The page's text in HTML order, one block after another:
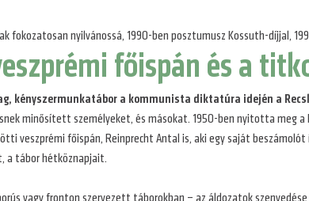
fokozatosan nyilvánossá, 1990-ben posztumusz Kossuth-díjjal,
főispán és a
kényszermunkatábor a kommunista diktatúra idején a
minősített személyeket, és másokat. 1950-ben nyitotta meg
veszprémi főispán, Reinprecht Antal is, aki egy saját
a tábor hétköznapjait.